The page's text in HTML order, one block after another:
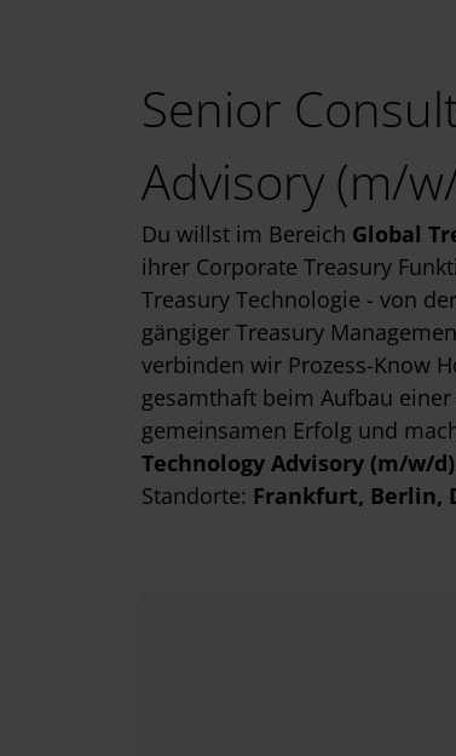
Senior
Advisory (m/
Du willst im Bereich Global
ihrer Corporate Treasury
Treasury Technologie - von
gängiger Treasury
verbinden wir Prozess-Know
gesamthaft beim Aufbau
gemeinsamen Erfolg und
Technology Advisory (m/w/d)
Standorte: Frankfurt, Berlin,